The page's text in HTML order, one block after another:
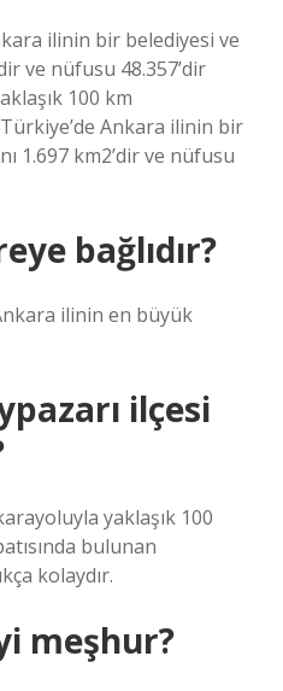
ilinin bir belediyesi ve
ve nüfusu 48.357’dir
100 km
Ankara ilinin bir
1.697 km2’dir ve nüfusu
bağlıdır?
ilinin en büyük
ilçesi
yaklaşık 100
bulunan
kolaydır.
meşhur?